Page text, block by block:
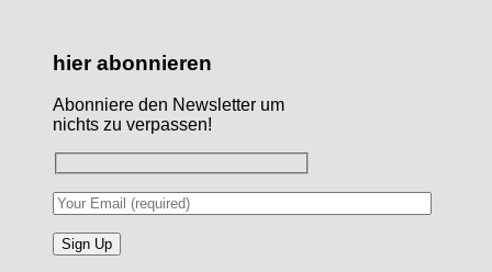
hier abonnieren
Abonniere den Newsletter um
nichts zu verpassen!